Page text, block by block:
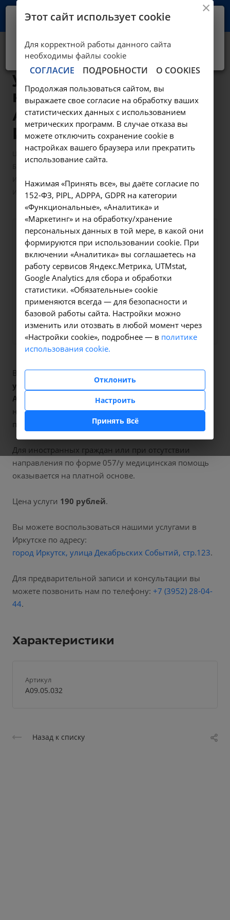
Исследование
уровня общего
кальция в крови -
А09.05.032 в
Иркутске
Цены в Иркутске — Лабораторные исследования —
Исследование уровня общего кальция в крови - А09.05.032 в
Иркутске
Оформите заявку на сайте,
мы свяжемся с вами в
ближайшее время и ответим
на все интересующие
вопросы.
190 ₽
Заказать услугу
В наших клиниках мы проводимисследование
уровня общего кальция в крови
, код услуги (НМУ)
А09.05.032
. Для граждан России, у которых есть
направление, медицинская помощь оказывается по
полису ОМС бесплатно.
Для иностранных граждан или при отсутствии
направления по форме 057/у медицинская помощь
оказывается на платной основе.
Цена услуги 190 рублей.
Вы можете воспользоваться нашими услугами в
Иркутске по адресу:
город Иркутск, улица Декабрьских Событий, стр.123.
Для предварительной записи и консультации вы
можете позвонить нам по телефону: +7 (3952) 28-04-
44.
Характеристики
Артикул
А09.05.032
Назад к списку
Ваш город -Иркутск?
Да, верно Нет, выбрать другой
Этот сайт использует cookie
Для корректной работы данного сайта
необходимы файлы cookie
СОГЛАСИЕ ПОДРОБНОСТИ О COOKIES
Продолжая пользоваться сайтом, вы
выражаете свое согласие на обработку ваших
статистических данных с использованием
метрических программ. В случае отказа вы
можете отключить сохранение cookie в
настройках вашего браузера или прекратить
использование сайта.
Нажимая «Принять все», вы даёте согласие по
152-ФЗ, PIPL, ADPPA, GDPR на категории
«Функциональные», «Аналитика» и
«Маркетинг» и на обработку/хранение
персональных данных в той мере, в какой они
формируются при использовании cookie. При
включении «Аналитика» вы соглашаетесь на
работу сервисов Яндекс.Метрика, UTMstat,
Google Analytics для сбора и обработки
статистики. «Обязательные» cookie
применяются всегда — для безопасности и
базовой работы сайта. Настройки можно
изменить или отозвать в любой момент через
«Настройки cookie», подробнее — в политике
использования cookie.
Отклонить
Настроить
Принять Всё